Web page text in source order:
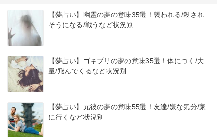
【夢占い】幽霊の夢の意味35選！襲われる/殺され
そうになる/戦うなど状況別
【夢占い】ゴキブリの夢の意味35選！体につく/大
量/飛んでくるなど状況別
【夢占い】元彼の夢の意味55選！友達/嫌な気分/家
に行くなど状況別